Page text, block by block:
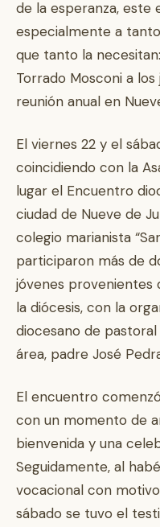
de la esperanza, este
especialmente a
que tanto la
Torrado Mosconi a
reunión anual en
El viernes 22 y el
coincidiendo con la
lugar el Encuentro
ciudad de Nueve de
colegio marianista
participaron más de
jóvenes provenientes
la diócesis, con la
diocesano de
área, padre José
El encuentro
con un momento de
bienvenida y una
Seguidamente, al
vocacional con
sábado se tuvo el